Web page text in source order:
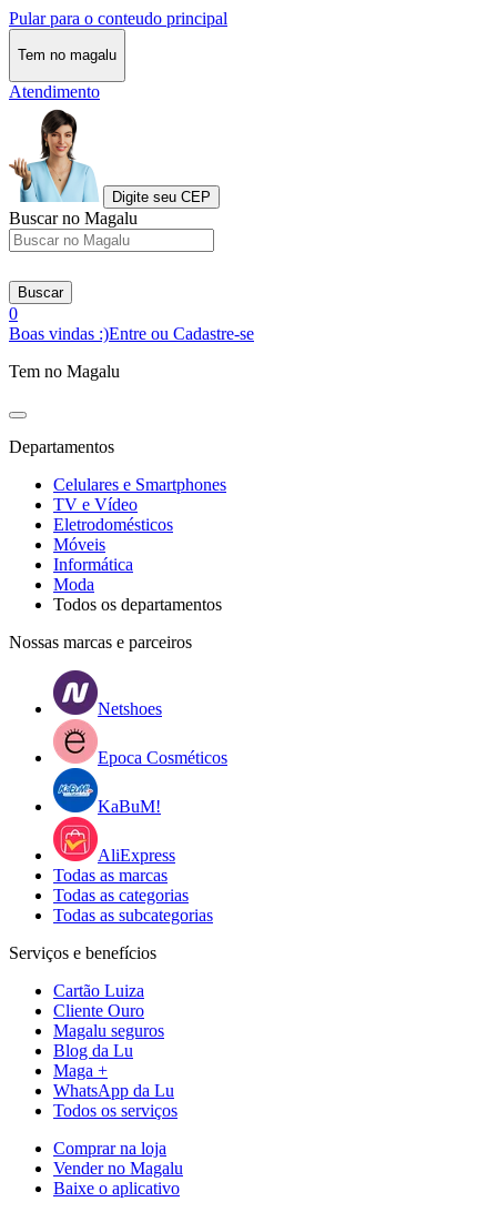
Pular para o conteudo principal
Tem no magalu
Atendimento
Digite seu CEP
Buscar no Magalu
Buscar
0
Boas vindas :)Entre ou Cadastre-se
Tem no Magalu
Departamentos
Celulares e Smartphones
TV e Vídeo
Eletrodomésticos
Móveis
Informática
Moda
Todos os departamentos
Nossas marcas e parceiros
Netshoes
Epoca Cosméticos
KaBuM!
AliExpress
Todas as marcas
Todas as categorias
Todas as subcategorias
Serviços e benefícios
Cartão Luiza
Cliente Ouro
Magalu seguros
Blog da Lu
Maga +
WhatsApp da Lu
Todos os serviços
Comprar na loja
Vender no Magalu
Baixe o aplicativo